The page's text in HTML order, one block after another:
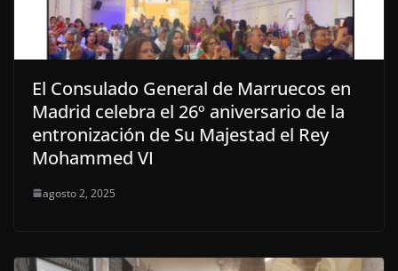
El Consulado General de Marruecos en
Madrid celebra el 26º aniversario de la
entronización de Su Majestad el Rey
Mohammed VI
agosto 2, 2025